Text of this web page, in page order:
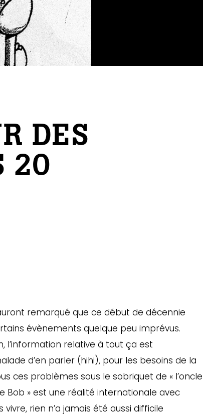
DES
20
remarqué que ce début de décennie
évènements quelque peu imprévus.
l’information relative à tout ça est
d’en parler (hihi), pour les besoins de la
ces problèmes sous le sobriquet de « l’oncle
Bob » est une réalité internationale avec
rien n’a jamais été aussi difficile